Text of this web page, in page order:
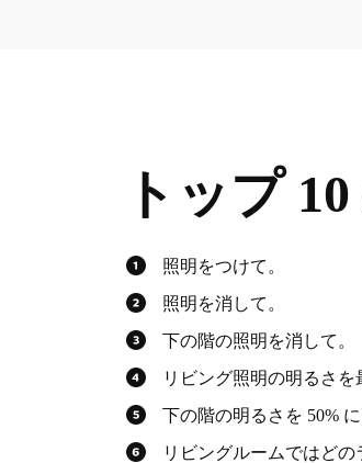
トップ
照明をつけて。
照明を消して。
下の階の照明を消して。
リビング照明の明るさを
下の階の明るさを 50% に
リビングルームではど